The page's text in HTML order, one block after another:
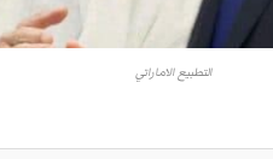
التطبيع الاماراتي